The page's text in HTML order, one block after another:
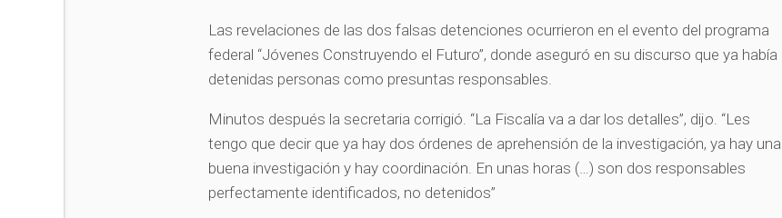
Las revelaciones de las dos falsas detenciones ocurrieron en el evento del programa
federal “Jóvenes Construyendo el Futuro”, donde aseguró en su discurso que ya había
detenidas personas como presuntas responsables.
Minutos después la secretaria corrigió. “La Fiscalía va a dar los detalles”, dijo. “Les
tengo que decir que ya hay dos órdenes de aprehensión de la investigación, ya hay una
buena investigación y hay coordinación. En unas horas (…) son dos responsables
perfectamente identificados, no detenidos”